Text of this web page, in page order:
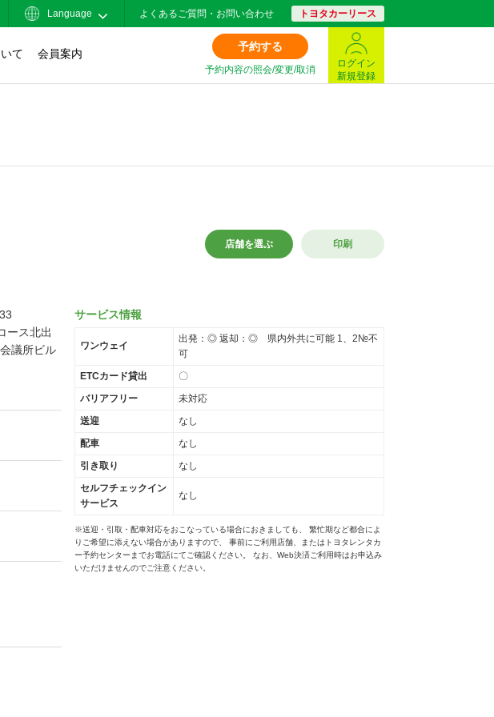
Language よくあるご質問・お問い合わせ トヨタカーリース
て 会員案内
予約する
予約内容の照会/変更/取消
ログイン
新規登録
店舗を選ぶ 印刷
ース北出
議所ビル
サービス情報
ワンウェイ
出発：◎ 返却：◎ 県内外共に可能 1、2№不
可
ETCカード貸出
〇
バリアフリー
未対応
送迎
なし
配車
なし
引き取り
なし
セルフチェックイン
サービス
なし
※送迎・引取・配車対応をおこなっている場合におきましても、 繁忙期など都合によ
りご希望に添えない場合がありますので、 事前にご利用店舗、またはトヨタレンタカ
ー予約センターまでお電話にてご確認ください。 なお、Web決済ご利用時はお申込み
いただけませんのでご注意ください。